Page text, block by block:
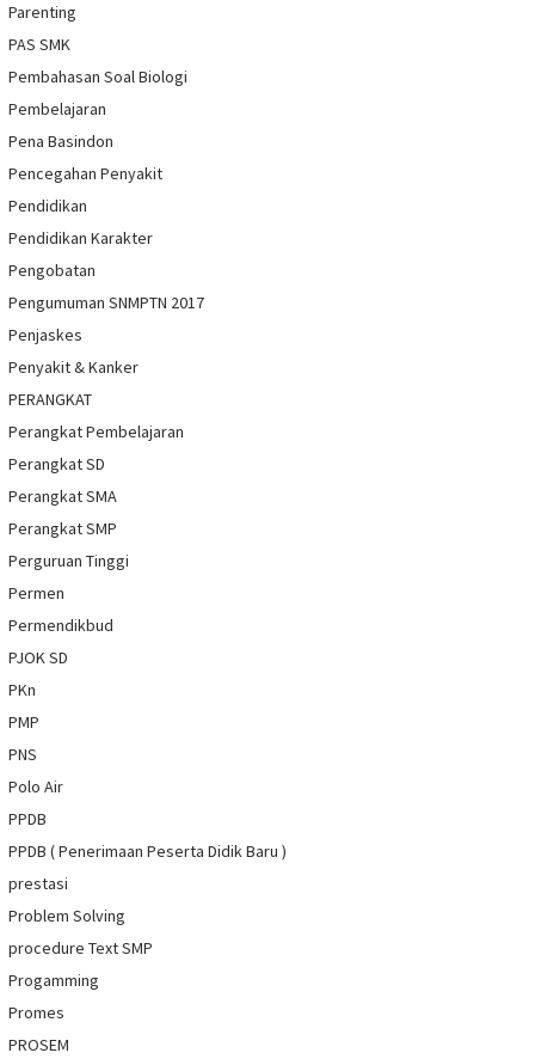
Parenting
PAS SMK
Pembahasan Soal Biologi
Pembelajaran
Pena Basindon
Pencegahan Penyakit
Pendidikan
Pendidikan Karakter
Pengobatan
Pengumuman SNMPTN 2017
Penjaskes
Penyakit & Kanker
PERANGKAT
Perangkat Pembelajaran
Perangkat SD
Perangkat SMA
Perangkat SMP
Perguruan Tinggi
Permen
Permendikbud
PJOK SD
PKn
PMP
PNS
Polo Air
PPDB
PPDB ( Penerimaan Peserta Didik Baru )
prestasi
Problem Solving
procedure Text SMP
Progamming
Promes
PROSEM